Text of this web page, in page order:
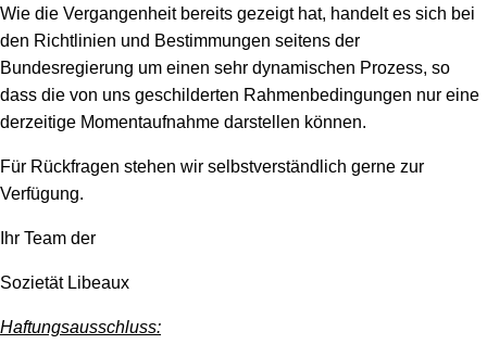
Wie die Vergangenheit bereits gezeigt hat, handelt es sich bei
den Richtlinien und Bestimmungen seitens der
Bundesregierung um einen sehr dynamischen Prozess, so
dass die von uns geschilderten Rahmenbedingungen nur eine
derzeitige Momentaufnahme darstellen können.
Für Rückfragen stehen wir selbstverständlich gerne zur
Verfügung.
Ihr Team der
Sozietät Libeaux
Haftungsausschluss: